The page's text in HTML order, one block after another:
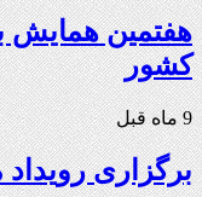
هفتمین همایش
کشور
9 ماه قبل
برگزاری